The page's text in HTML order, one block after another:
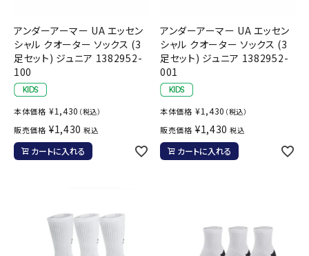
アンダーアーマー UA エッセン
シャル クオーター ソックス (3
足セット) ジュニア 1382952-
100
本体価格 ¥1,430 （税込）
販売価格 ¥1,430 税込
カートに入れる
アンダーアーマー UA エッセン
シャル クオーター ソックス (3
足セット) ジュニア 1382952-
001
本体価格 ¥1,430 （税込）
販売価格 ¥1,430 税込
カートに入れる